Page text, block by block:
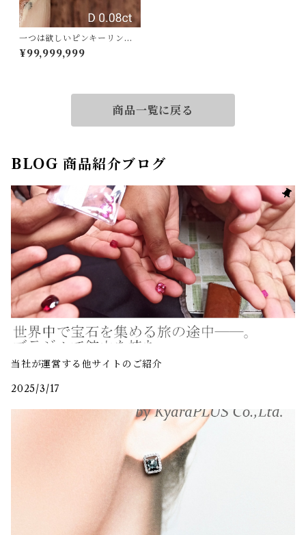
一つは欲しいピンキーリング
の定番☆K18WGダイヤリング
4号
¥99,999,999
商品一覧に戻る
BLOG 商品紹介ブログ
当社が運営する他サイトのご紹介
2025/3/17